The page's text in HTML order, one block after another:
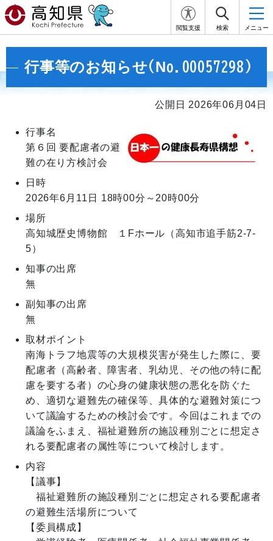
閲覧支援 検索 メニュー
行事等のお知らせ(No.00057298)
公開日 2026年06月04日
行事名
第６回 要配慮者の避
難の在り方検討会
日時
2026年6月11日
18時00分～20時00分
場所
高知城歴史博物館 １Fホール（高知市追手筋2-7-
5）
知事の出席
無
副知事の出席
無
取材ポイント
南海トラフ地震等の大規模災害が発生した際に、要
配慮者（高齢者、障害者、乳幼児、その他の特に配
慮を要する者）の心身の健康状態の悪化を防ぐた
め、適切な避難先の確保等、具体的な避難対策につ
いて議論するための検討会です。今回はこれまでの
議論をふまえ、福祉避難所の施設種別ごとに想定さ
れる要配慮者の属性等について検討します。
内容
【議事】
福祉避難所の施設種別ごとに想定される要配慮者
の避難生活場所について
【委員構成】